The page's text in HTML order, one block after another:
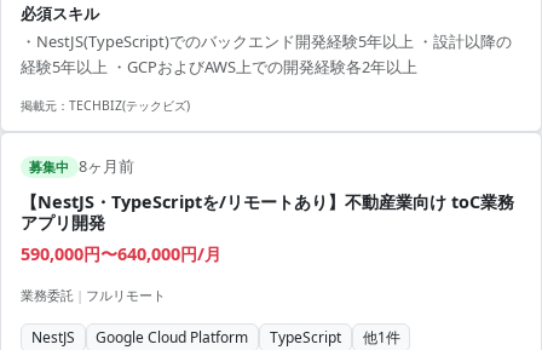
す。 ▼条件等 出社：フルリモート 精算幅：各月変動 面談回数：2回 勤
務時間：9:30~18:30 【必須スキル】 ・NestJS(TypeScript)でのバックエ
ンド開発経験5年以上 ・設計以降の経験5年以上 ・GCPおよびAWS上で
の開発経験各2年以上 【尚可ス...
必須スキル
・NestJS(TypeScript)でのバックエンド開発経験5年以上 ・設計以降の
経験5年以上 ・GCPおよびAWS上での開発経験各2年以上
掲載元： TECHBIZ(テックビズ)
募集中 8ヶ月前
【NestJS・TypeScriptを/リモートあり】不動産業向け toC業務
アプリ開発
590,000円〜640,000円/月
業務委託 | フルリモート
NestJS Google Cloud Platform TypeScript 他1件